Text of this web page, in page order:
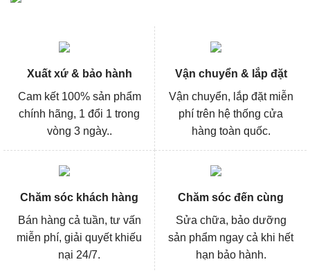
Xuất xứ & bảo hành
Cam kết 100% sản phẩm
chính hãng, 1 đổi 1 trong
vòng 3 ngày..
Vận chuyển & lắp đặt
Vận chuyển, lắp đặt miễn
phí trên hệ thống cửa
hàng toàn quốc.
Chăm sóc khách hàng
Bán hàng cả tuần, tư vấn
miễn phí, giải quyết khiếu
nại 24/7.
Chăm sóc đến cùng
Sửa chữa, bảo dưỡng
sản phẩm ngay cả khi hết
hạn bảo hành.